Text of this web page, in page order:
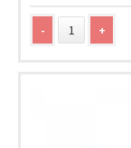
- +